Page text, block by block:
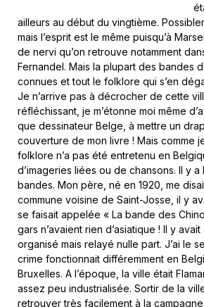
ailleurs au début du vingtième.
mais l’esprit est le même puisqu’à
de nervi qu’on retrouve notamment
Fernandel. Mais la plupart des bandes
connues et tout le folklore qui s’en
Je n’arrive pas à décrocher de cette
réfléchissant, je m’étonne moi même
que dessinateur Belge, à mettre un
couverture de mon livre ! Mais comme
folklore n’a pas été entretenu en
d’imageries liées ou de chansons. Il y
bandes. Mon père, né en 1920, me
commune voisine de Saint-Josse, il y
se faisait appelée « La bande des
gars n’avaient rien d’asiatique ! Il y
organisé mais relayé nulle part. J’ai le
crime fonctionnait différemment en
Bruxelles. A l’époque, la ville était
assez peu industrialisée. Sortir de la
retrouver très facilement à la